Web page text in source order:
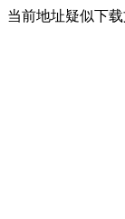
当前地址疑似下